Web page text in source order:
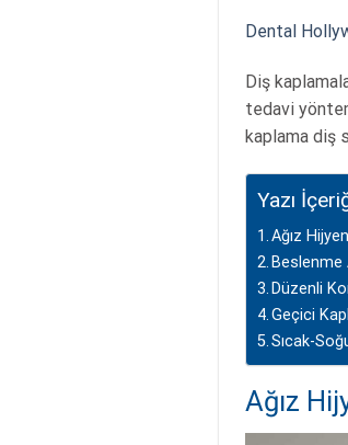
Dental
Diş
tedavi
kaplama diş
Yazı
Ağız
Beslenme
Düzenli
Geçici
Sıcak-
Ağız